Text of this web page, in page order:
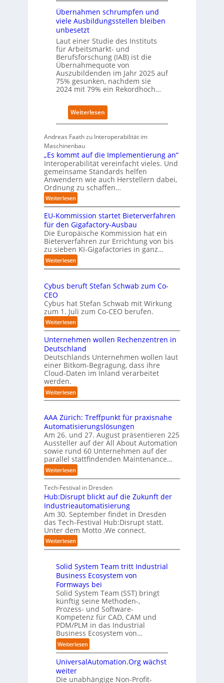
f
P
a
t
z
1
s
c
a
f
t
z
e
i
t
s
i
h
o
b
u
s
Übernahmen schrumpfen und
viele Ausbildungsstellen bleiben
unbesetzt
Laut einer Studie des Instituts
für Arbeitsmarkt- und
Berufsforschung (IAB) ist die
Übernahmequote von
Auszubildenden im Jahr 2025 auf
75% gesunken, nachdem sie
2024 mit 79% ein Rekordhoch…
Weiterlesen:
Ü
e
n
a
h
m
e
c
h
r
u
e
u
n
v
i
l
e
A
b
l
d
u
n
g
s
t
e
l
l
e
n
b
i
b
e
n
u
n
b
e
s
t
z
Andreas Faath zu Interoperabilität im
Maschinenbau
„Es kommt auf die Implementierung an“
Interoperabilität vereinfacht vieles. Und
gemeinsame Standards helfen
Anwendern wie auch Herstellern dabei,
Ordnung zu schaffen…
Weiterlesen:
„
E
s
k
o
m
m
t
u
d
i
e
I
p
l
e
m
e
n
t
i
r
u
n
g
a
n
“
EU-Kommission startet Bieterverfahren
für den Gigafactory-Ausbau
Die Europäische Kommission hat ein
Bieterverfahren zur Errichtung von bis
zu sieben KI-Gigafactories in ganz…
Weiterlesen:
E
-
o
m
m
i
i
o
n
t
a
t
e
t
B
i
e
t
e
r
v
e
r
f
a
h
r
e
f
ü
r
d
e
n
G
i
g
a
f
a
c
t
Cybus beruft Stefan Schwab zum Co-
CEO
Cybus hat Stefan Schwab mit Wirkung
zum 1. Juli zum Co-CEO berufen.
Weiterlesen:
C
y
b
u
s
b
r
u
t
S
t
e
f
a
n
S
h
w
a
b
z
u
m
C
-
C
E
O
Unternehmen wollen Rechenzentren in
Deutschland
Deutschlands Unternehmen wollen laut
einer Bitkom-Begragung, dass ihre
Cloud-Daten im Inland verarbeitet
werden.
Weiterlesen:
U
t
e
r
n
e
h
m
e
n
w
o
l
l
e
n
R
h
e
n
z
e
n
t
r
e
n
i
n
D
AAA Zürich: Treffpunkt für praxisnahe
Automatisierungslösungen
Am 26. und 27. August präsentieren 225
Aussteller auf der All About Automation
sowie rund 60 Unternehmen auf der
parallel stattfindenden Maintenance…
Weiterlesen:
A
A
A
Z
ü
r
i
c
h
T
e
f
f
p
u
n
k
t
f
r
p
Tech-Festival in Dresden
Hub:Disrupt blickt auf die Zukunft der
Industrieautomatisierung
Am 30. September findet in Dresden
das Tech-Festival Hub:Disrupt statt.
Unter dem Motto ‚We connect.
Weiterlesen:
H
b
:
D
i
s
r
u
p
t
b
l
i
c
k
Solid System Team tritt Industrial
Business Ecosystem von
Formways bei
Solid System Team (SST) bringt
künftig seine Methoden-,
Prozess- und Software-
Kompetenz für CAD, CAM und
PDM/PLM in das Industrial
Business Ecosystem von…
Weiterlesen:
S
o
i
UniversalAutomation.Org wächst
weiter
Die unabhängige Non-Profit-